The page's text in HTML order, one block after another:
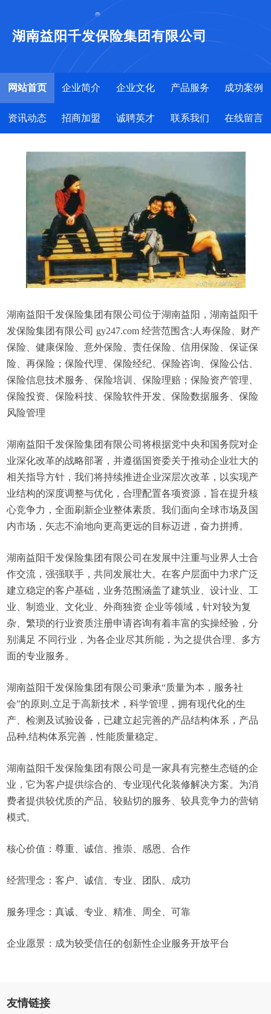
湖南益阳千发保险集团有限公司
网站首页 企业简介 企业文化 产品服务 成功案例
资讯动态 招商加盟 诚聘英才 联系我们 在线留言
湖南益阳千发保险集团有限公司位于湖南益阳，湖南益阳千
发保险集团有限公司 gy247.com 经营范围含:人寿保险、财产
保险、健康保险、意外保险、责任保险、信用保险、保证保
险、再保险；保险代理、保险经纪、保险咨询、保险公估、
保险信息技术服务、保险培训、保险理赔；保险资产管理、
保险投资、保险科技、保险软件开发、保险数据服务、保险
风险管理
湖南益阳千发保险集团有限公司将根据党中央和国务院对企
业深化改革的战略部署，并遵循国资委关于推动企业壮大的
相关指导方针，我们将持续推进企业深层次改革，以实现产
业结构的深度调整与优化，合理配置各项资源，旨在提升核
心竞争力，全面刷新企业整体素质。我们面向全球市场及国
内市场，矢志不渝地向更高更远的目标迈进，奋力拼搏。
湖南益阳千发保险集团有限公司在发展中注重与业界人士合
作交流，强强联手，共同发展壮大。在客户层面中力求广泛
建立稳定的客户基础，业务范围涵盖了建筑业、设计业、工
业、制造业、文化业、外商独资 企业等领域，针对较为复
杂、繁琐的行业资质注册申请咨询有着丰富的实操经验，分
别满足 不同行业，为各企业尽其所能，为之提供合理、多方
面的专业服务。
湖南益阳千发保险集团有限公司秉承“质量为本，服务社
会”的原则,立足于高新技术，科学管理，拥有现代化的生
产、检测及试验设备，已建立起完善的产品结构体系，产品
品种,结构体系完善，性能质量稳定。
湖南益阳千发保险集团有限公司是一家具有完整生态链的企
业，它为客户提供综合的、专业现代化装修解决方案。为消
费者提供较优质的产品、较贴切的服务、较具竞争力的营销
模式。
核心价值：尊重、诚信、推崇、感恩、合作
经营理念：客户、诚信、专业、团队、成功
服务理念：真诚、专业、精准、周全、可靠
企业愿景：成为较受信任的创新性企业服务开放平台
友情链接